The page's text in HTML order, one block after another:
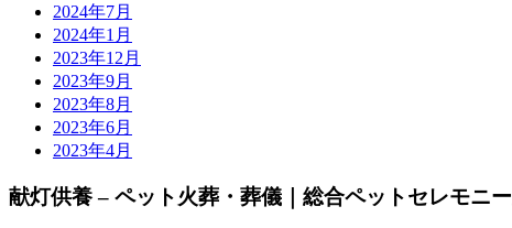
2024年7月
2024年1月
2023年12月
2023年9月
2023年8月
2023年6月
2023年4月
献灯供養 – ペット火葬・葬儀｜総合ペットセレモニ